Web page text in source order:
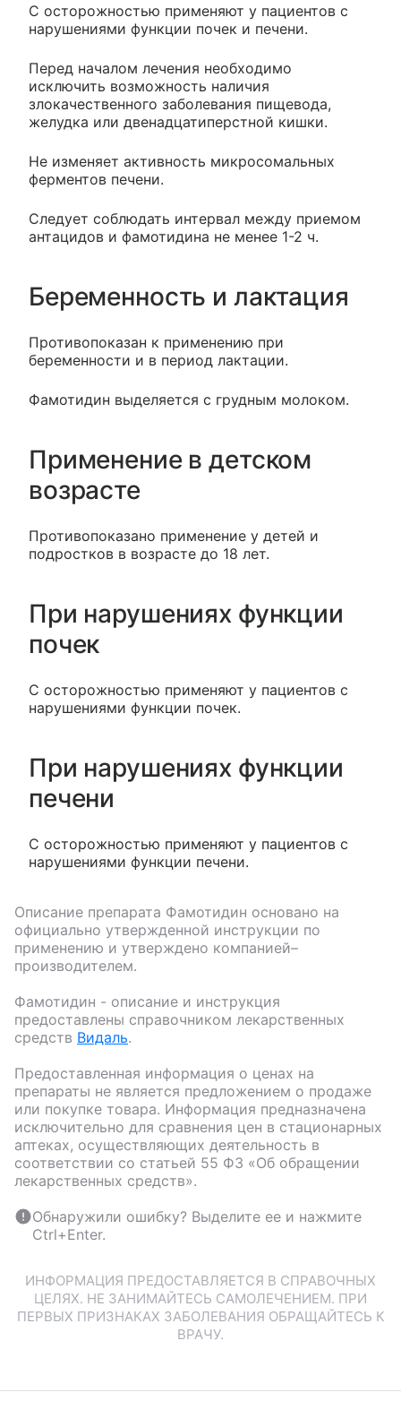
С осторожностью применяют у пациентов с
нарушениями функции почек и печени.
Перед началом лечения необходимо
исключить возможность наличия
злокачественного заболевания пищевода,
желудка или двенадцатиперстной кишки.
Не изменяет активность микросомальных
ферментов печени.
Следует соблюдать интервал между приемом
антацидов и фамотидина не менее 1-2 ч.
Беременность и лактация
Противопоказан к применению при
беременности и в период лактации.
Фамотидин выделяется с грудным молоком.
Применение в детском
возрасте
Противопоказано применение у детей и
подростков в возрасте до 18 лет.
При нарушениях функции
почек
С осторожностью применяют у пациентов с
нарушениями функции почек.
При нарушениях функции
печени
С осторожностью применяют у пациентов с
нарушениями функции печени.
Описание препарата Фамотидин основано на
официально утвержденной инструкции по
применению и утверждено компанией–
производителем.
Фамотидин - описание и инструкция
предоставлены справочником лекарственных
средств Видаль.
Предоставленная информация о ценах на
препараты не является предложением о продаже
или покупке товара. Информация предназначена
исключительно для сравнения цен в стационарных
аптеках, осуществляющих деятельность в
соответствии со статьей 55 ФЗ «Об обращении
лекарственных средств».
Обнаружили ошибку? Выделите ее и нажмите
Ctrl+Enter.
ИНФОРМАЦИЯ ПРЕДОСТАВЛЯЕТСЯ В СПРАВОЧНЫХ
ЦЕЛЯХ. НЕ ЗАНИМАЙТЕСЬ САМОЛЕЧЕНИЕМ. ПРИ
ПЕРВЫХ ПРИЗНАКАХ ЗАБОЛЕВАНИЯ ОБРАЩАЙТЕСЬ К
ВРАЧУ.